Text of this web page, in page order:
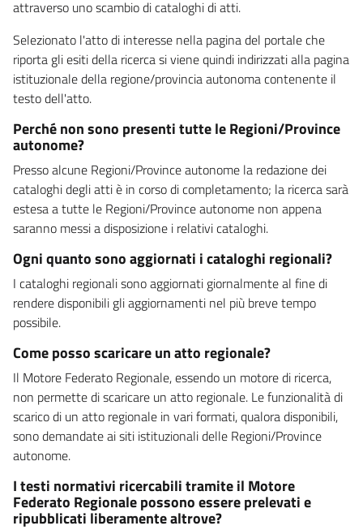
attraverso uno scambio di cataloghi di atti.
Selezionato l'atto di interesse nella pagina del portale che
riporta gli esiti della ricerca si viene quindi indirizzati alla pagina
istituzionale della regione/provincia autonoma contenente il
testo dell'atto.
Perché non sono presenti tutte le Regioni/Province
autonome?
Presso alcune Regioni/Province autonome la redazione dei
cataloghi degli atti è in corso di completamento; la ricerca sarà
estesa a tutte le Regioni/Province autonome non appena
saranno messi a disposizione i relativi cataloghi.
Ogni quanto sono aggiornati i cataloghi regionali?
I cataloghi regionali sono aggiornati giornalmente al fine di
rendere disponibili gli aggiornamenti nel più breve tempo
possibile.
Come posso scaricare un atto regionale?
Il Motore Federato Regionale, essendo un motore di ricerca,
non permette di scaricare un atto regionale. Le funzionalità di
scarico di un atto regionale in vari formati, qualora disponibili,
sono demandate ai siti istituzionali delle Regioni/Province
autonome.
I testi normativi ricercabili tramite il Motore
Federato Regionale possono essere prelevati e
ripubblicati liberamente altrove?